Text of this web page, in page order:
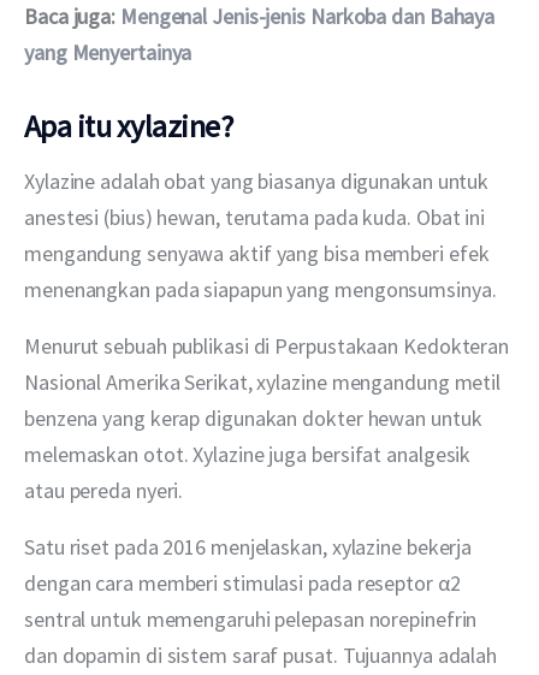
Baca juga: Mengenal Jenis-jenis Narkoba dan Bahaya
yang Menyertainya
Apa itu xylazine?
Xylazine adalah obat yang biasanya digunakan untuk
anestesi (bius) hewan, terutama pada kuda. Obat ini
mengandung senyawa aktif yang bisa memberi efek
menenangkan pada siapapun yang mengonsumsinya.
Menurut sebuah publikasi di Perpustakaan Kedokteran
Nasional Amerika Serikat, xylazine mengandung metil
benzena yang kerap digunakan dokter hewan untuk
melemaskan otot. Xylazine juga bersifat analgesik
atau pereda nyeri.
Satu riset pada 2016 menjelaskan, xylazine bekerja
dengan cara memberi stimulasi pada reseptor α2
sentral untuk memengaruhi pelepasan norepinefrin
dan dopamin di sistem saraf pusat. Tujuannya adalah